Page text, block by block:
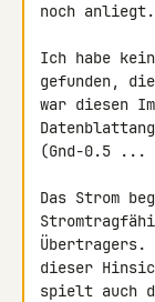
noch anliegt.
Ich habe
gefunden,
war diesen
(Gnd-0.5 ...
Das Strom
dieser
spielt auch